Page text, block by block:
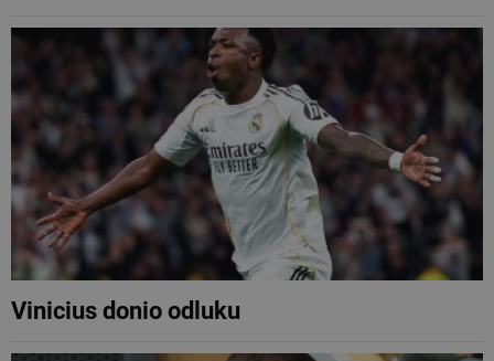
Vinicius donio odluku